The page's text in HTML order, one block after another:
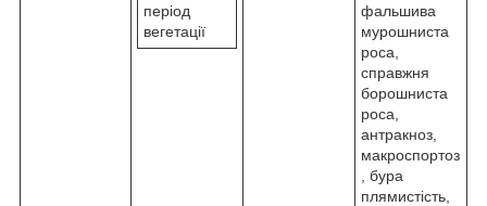
період
вегетації
фальшива
мурошниста
роса,
справжня
борошниста
роса,
антракноз,
макроспортоз
, бура
плямистість,